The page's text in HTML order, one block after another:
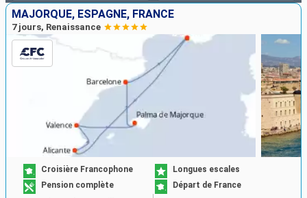
Mois de départ
Ports Compagnies
Rechercher
MAJORQUE, ESPAGNE, FRANCE
7 jours, Renaissance
Croisière Francophone
Longues escales
Pension complète
Départ de France